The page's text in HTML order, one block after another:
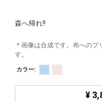
森へ帰れ!!
＊画像は合成です。布への
す。
カラー:
¥